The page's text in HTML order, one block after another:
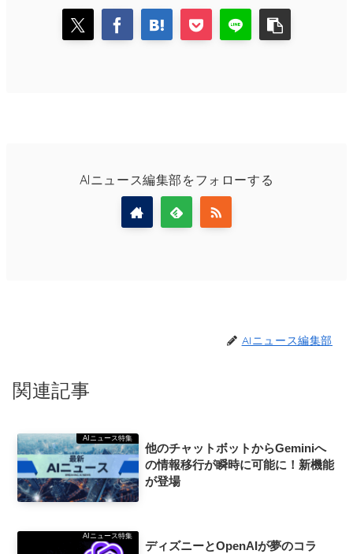
AIニュース編集部をフォローする
AIニュース編集部
関連記事
AIニュース特集
他のチャットボットからGeminiへ
の情報移行が瞬時に可能に！新機能
が登場
AIニュース特集
ディズニーとOpenAIが夢のコラ